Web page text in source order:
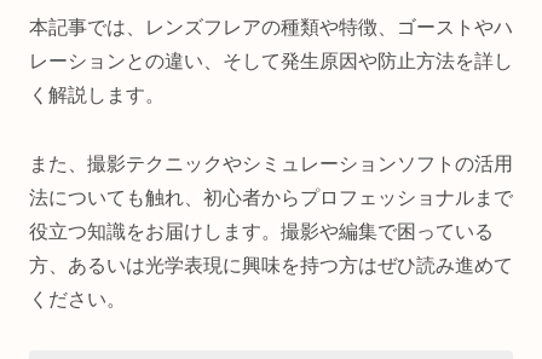
本記事では、レンズフレアの種類や特徴、ゴーストやハ
レーションとの違い、そして発生原因や防止方法を詳し
く解説します。
また、撮影テクニックやシミュレーションソフトの活用
法についても触れ、初心者からプロフェッショナルまで
役立つ知識をお届けします。撮影や編集で困っている
方、あるいは光学表現に興味を持つ方はぜひ読み進めて
ください。